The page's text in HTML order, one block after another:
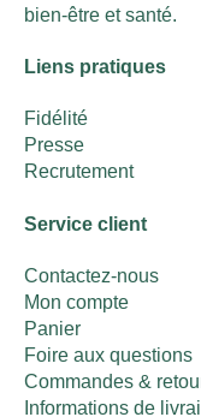
bien-être et santé.
Liens pratiques
Fidélité
Presse
Recrutement
Service client
Contactez-nous
Mon compte
Panier
Foire aux questions
Commandes &
Informations de